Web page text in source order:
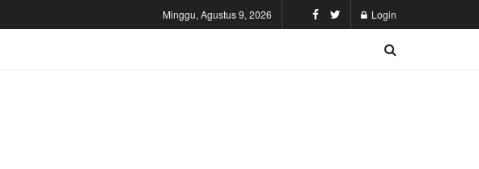
Minggu, Agustus 9, 2026 Login